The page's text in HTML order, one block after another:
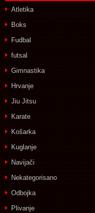
Atletika
Boks
Fudbal
futsal
Gimnastika
Hrvanje
Jiu Jitsu
Karate
Košarka
Kuglanje
Navijači
Nekategorisano
Odbojka
Plivanje